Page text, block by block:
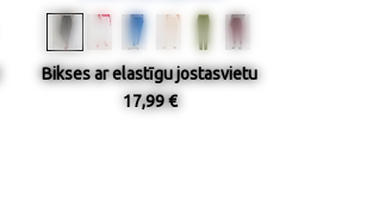
Bikses ar elastīgu jostasvietu
17,99 €